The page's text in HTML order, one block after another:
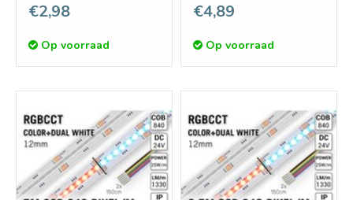
ledstrips
€2,98
Op voorraad
€4,89
Op voorraad